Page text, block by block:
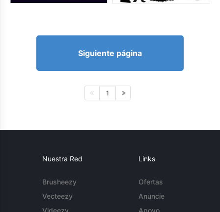
Siguiente página
1
Nuestra Red
Brusheezy
Vecteezy
Videezy
Links
Ofertas
Anuncie
Apoyo